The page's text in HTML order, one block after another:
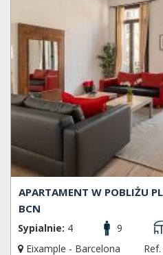
APARTAMENT W POBLIŻU
BCN
Sypialnie: 4 9
Eixample - Barcelona